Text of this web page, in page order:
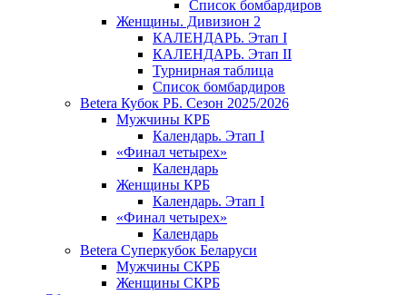
Список бомбардиров
Женщины. Дивизион 2
КАЛЕНДАРЬ. Этап I
КАЛЕНДАРЬ. Этап II
Турнирная таблица
Список бомбардиров
Betera Кубок РБ. Сезон 2025/2026
Мужчины КРБ
Календарь. Этап I
«Финал четырех»
Календарь
Женщины КРБ
Календарь. Этап I
«Финал четырех»
Календарь
Betera Суперкубок Беларуси
Мужчины СКРБ
Женщины СКРБ